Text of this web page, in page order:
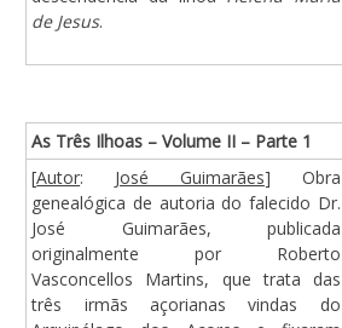
de Jesus.
As Três Ilhoas – Volume II – Parte 1
[Autor: José Guimarães] Obra
genealógica de autoria do falecido Dr.
José Guimarães, publicada
originalmente por Roberto
Vasconcellos Martins, que trata das
três irmãs açorianas vindas do